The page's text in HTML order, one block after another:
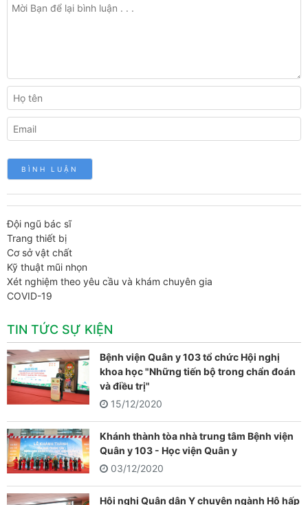
Đội ngũ bác sĩ
Trang thiết bị
Cơ sở vật chất
Kỹ thuật mũi nhọn
Xét nghiệm theo yêu cầu và khám chuyên gia
COVID-19
TIN TỨC SỰ KIỆN
Bệnh viện Quân y 103 tổ chức Hội nghị
khoa học "Những tiến bộ trong chẩn đoán
và điều trị"
15/12/2020
Khánh thành tòa nhà trung tâm Bệnh viện
Quân y 103 - Học viện Quân y
03/12/2020
Hội nghị Quân dân Y chuyên ngành Hô hấp